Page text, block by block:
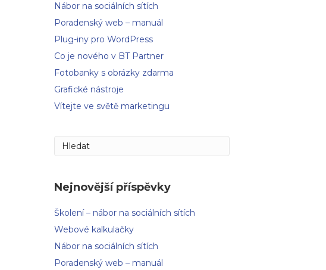
Nábor na sociálních sítích
Poradenský web – manuál
Plug-iny pro WordPress
Co je nového v BT Partner
Fotobanky s obrázky zdarma
Grafické nástroje
Vítejte ve světě marketingu
Nejnovější příspěvky
Školení – nábor na sociálních sítích
Webové kalkulačky
Nábor na sociálních sítích
Poradenský web – manuál